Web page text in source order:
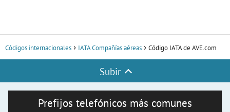
Códigos internacionales IATA Compañías aéreas Código IATA de AVE.com
Subir
Prefijos telefónicos más comunes